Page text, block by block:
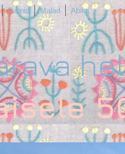
Tunnid Malad Abiks